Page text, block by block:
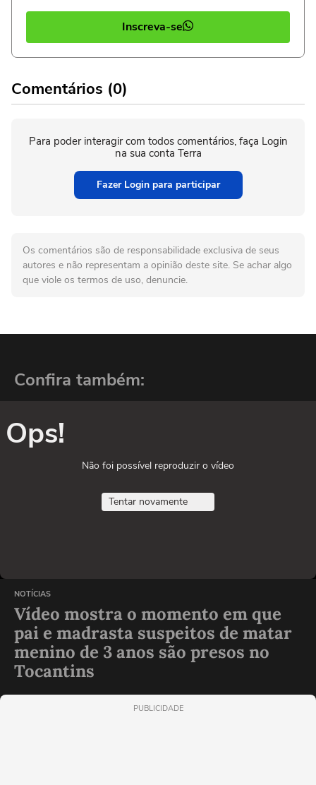
Inscreva-se
Comentários (0)
Para poder interagir com todos comentários, faça Login
na sua conta Terra
Fazer Login para participar
Os comentários são de responsabilidade exclusiva de seus
autores e não representam a opinião deste site. Se achar algo
que viole os termos de uso, denuncie.
Confira também:
Ops!
Não foi possível reproduzir o vídeo
Tentar novamente
NOTÍCIAS
Vídeo mostra o momento em que
pai e madrasta suspeitos de matar
menino de 3 anos são presos no
Tocantins
PUBLICIDADE